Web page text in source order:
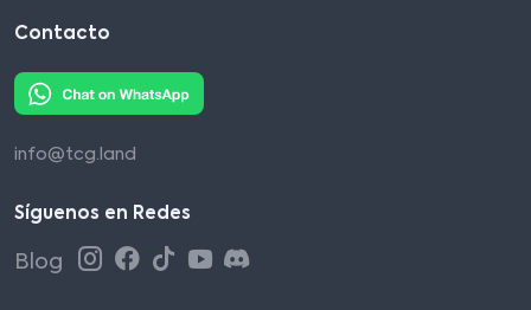
Contacto
info@tcg.land
Síguenos en Redes
Blog